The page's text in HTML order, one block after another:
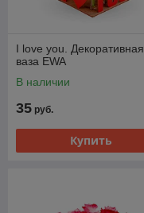
I love you. Декоративная
ваза EWA
В наличии
35 руб.
Купить